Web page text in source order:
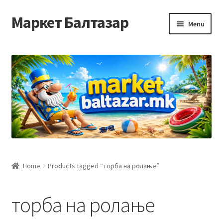
Skip
to
Skip
to
Маркет Балтазар Menu
Checkout
Homepage
Privacy Policy
Корисничка подршка
Home Products tagged “торба на ролање”
торба на ролање